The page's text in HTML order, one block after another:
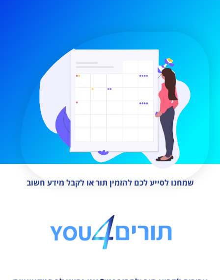
שמחנו לסייע לכם להזמין תור או לקבל מידע חשוב